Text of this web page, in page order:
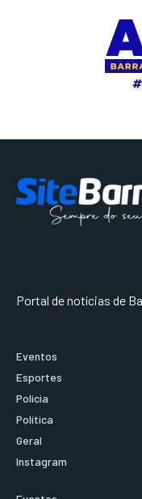
Portal de notícias de
Eventos
Esportes
Polícia
Política
Geral
Instagram